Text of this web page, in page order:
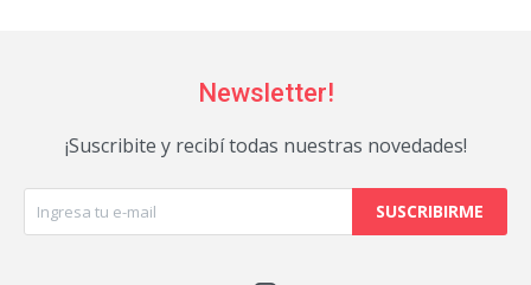
Newsletter!
¡Suscribite y recibí todas nuestras novedades!
SUSCRIBIRME